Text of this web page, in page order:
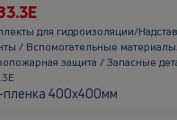
для гидроизоляции/
/ Вспомогательные
защита / Запасные
пленка 400x400мм